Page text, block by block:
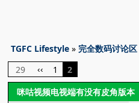
TGFC Lifestyle » 完全数码讨论区
29
‹‹ 1
2
咪咕视频电视端有没有皮角版本